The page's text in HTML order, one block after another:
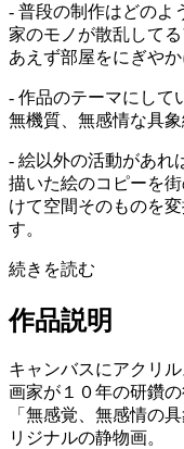
- 普段の制作はどのよ
家のモノが散乱して
あえず部屋をにぎや
- 作品のテーマにして
無機質、無感情な具
- 絵以外の活動があれ
描いた絵のコピーを
けて空間そのものを
す。
続きを読む
作品説明
キャンバスにアクリル
画家が１０年の研鑽
「無感覚、無感情の
リジナルの静物画。